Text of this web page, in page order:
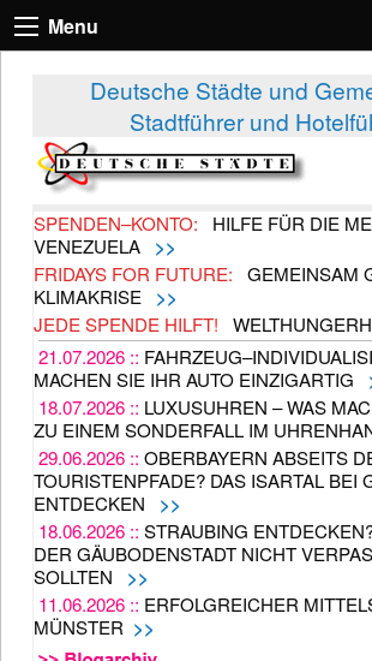
Menu
Deutsche Städte und
Stadtführer und
SPENDEN–KONTO:
HILFE FÜR DIE
VENEZUELA >>
FRIDAYS FOR FUTURE:
GEMEINSAM
KLIMAKRISE >>
JEDE SPENDE HILFT!
21.07.2026 ::
MACHEN SIE IHR AUTO EINZIGARTIG
18.07.2026 :: LUXUSUHREN – WAS
ZU EINEM SONDERFALL IM
29.06.2026 :: OBERBAYERN ABSEITS
TOURISTENPFADE? DAS ISARTAL BEI
ENTDECKEN >>
18.06.2026 :: STRAUBING
DER GÄUBODENSTADT NICHT
SOLLTEN >>
11.06.2026 :: ERFOLGREICHER
MÜNSTER >>